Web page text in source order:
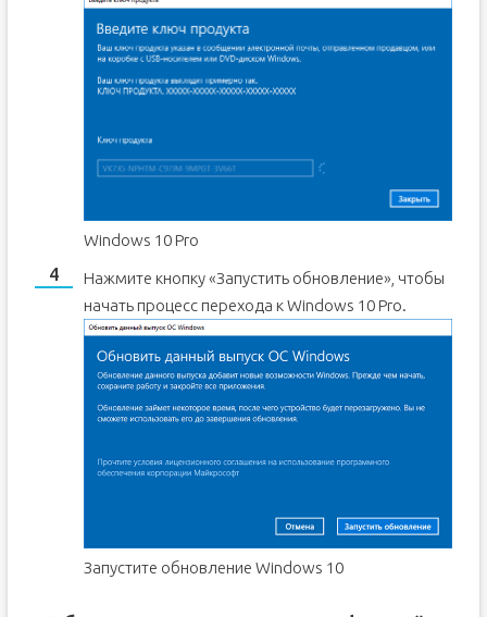
Windows 10 Pro
Нажмите кнопку «Запустить обновление», чтобы
начать процесс перехода к Windows 10 Pro.
Запустите обновление Windows 10